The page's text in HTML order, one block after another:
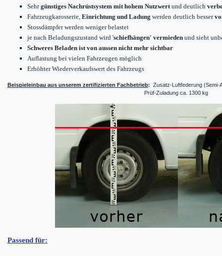
Sehrgünstiges Nachrüstsystem mit hohem Nutzwert und deutlich
Fahrzeugkarosserie, Einrichtung und Ladung werden deutlich besser
Stossdämpfer werden weniger belastet
je nach Beladungszustand wird 'schiefhängen' vermieden und sieht
Schweres Beladen ist von aussen nicht mehr sichtbar
Auflastung bei vielen Fahrzeugen möglich
Erhöhter Wiederverkaufswert des Fahrzeugs
Beispieleinbau aus unserem zertifizierten Fachbetrieb: Zusatz-Luftfederung (Semi-
Prüf-Zuladung ca. 1300 kg
Passend für: